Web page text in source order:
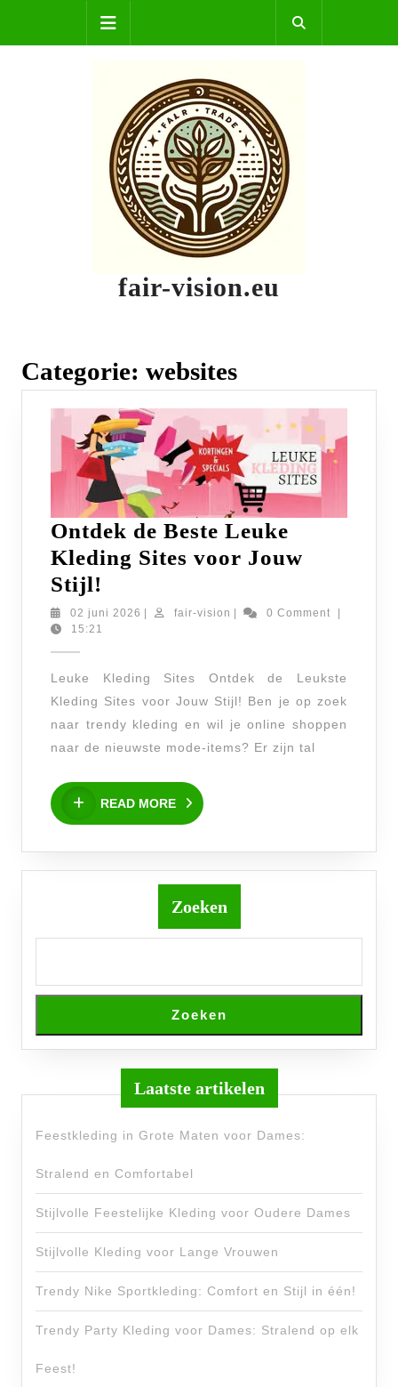
content
fair-vision.eu
Categorie: websites
Ontdek de Beste Leuke
Kleding Sites voor Jouw
Stijl!
de
Kleding
Sites
voor
Stijl!
02 juni 2026 02
fair-vision fair-
0 Comment
15:21
Leuke Kleding Sites Ontdek de Leukste
Kleding Sites voor Jouw Stijl! Ben je op zoek
naar trendy kleding en wil je online shoppen
naar de nieuwste mode-items? Er zijn tal
READ MORE
READ
MORE
Zoeken
Zoeken
Laatste artikelen
Feestkleding in Grote Maten voor Dames:
Stralend en Comfortabel
Stijlvolle Feestelijke Kleding voor Oudere Dames
Stijlvolle Kleding voor Lange Vrouwen
Trendy Nike Sportkleding: Comfort en Stijl in één!
Trendy Party Kleding voor Dames: Stralend op elk
Feest!